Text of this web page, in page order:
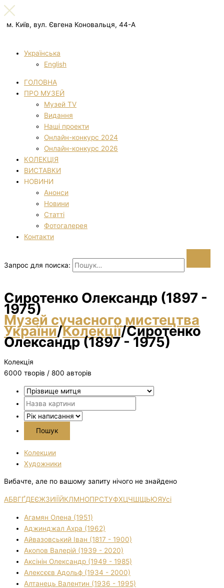
м. Київ, вул. Євгена Коновальця, 44-А
Українська
English
ГОЛОВНА
ПРО МУЗЕЙ
Музей TV
Видання
Наші проекти
Онлайн-конкурс 2024
Онлайн-конкурс 2026
КОЛЕКЦІЯ
ВИСТАВКИ
НОВИНИ
Анонси
Новини
Статті
Фотогалерея
Контакти
Запрос для поиска:
Сиротенко Олександр (1897 -
1975)
Музей сучасного мистецтва
України/Колекції/Сиротенко
Олександр (1897 - 1975)
Колекція
6000 творiв / 800 авторів
Колекции
Художники
Вибачте, але по вашому запиту нічого не знайдено
АБВГҐДЕЄЖЗИІЇЙКЛМНОПРСТУФХЦЧШЩЬЮЯУсі
Агамян Олена (1951)
Аджинджал Ахра (1962)
Айвазовський Іван (1817 - 1900)
Акопов Валерій (1939 - 2020)
Аксінін Олександр (1949 - 1985)
Алексєєв Адольф (1934 - 2000)
Алтанець Валентин (1936 - 1995)